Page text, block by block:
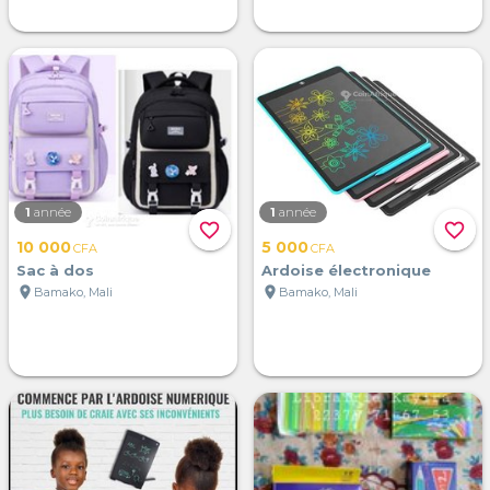
favorite_border
1 année
10 000CFA
Sac à dos
location_on Bamako, Mali
favorite_border
1 année
5 000CFA
Ardoise électronique
location_on Bamako, Mali